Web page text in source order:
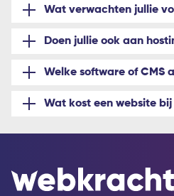
Wat verwachten jullie
Doen jullie ook aan
Welke software of CMS
Wat kost een website bij